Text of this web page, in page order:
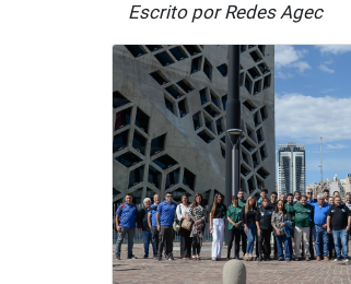
Escrito por Redes Agec